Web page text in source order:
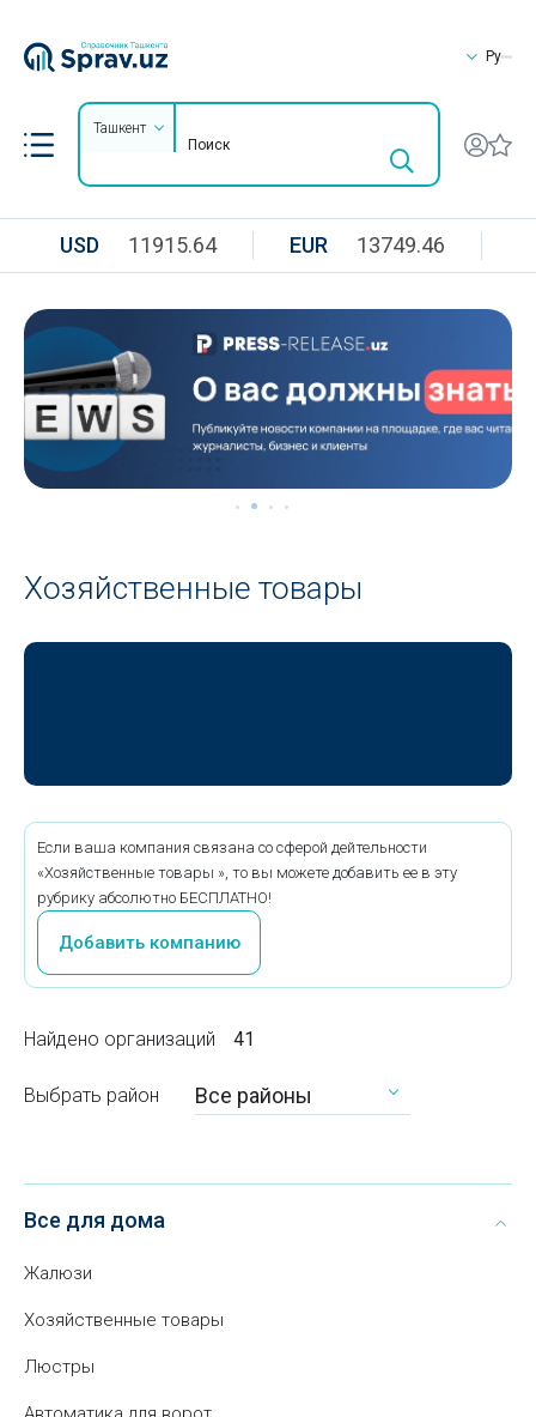
Ру
Ташкент
USD 11915.64 EUR 13749.46
Хозяйственные товары
Если ваша компания связана со сферой дейтельности
«Хозяйственные товары », то вы можете добавить ее в эту
рубрику абсолютно БЕСПЛАТНО!
Добавить компанию
Найдено организаций 41
Выбрать район Все районы
Все для дома
Жалюзи
Хозяйственные товары
Люстры